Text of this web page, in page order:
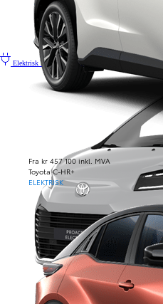
Fra kr 457 100 inkl. MVA
Toyota C-HR+
ELEKTRISK
ElektriskProace City Electric